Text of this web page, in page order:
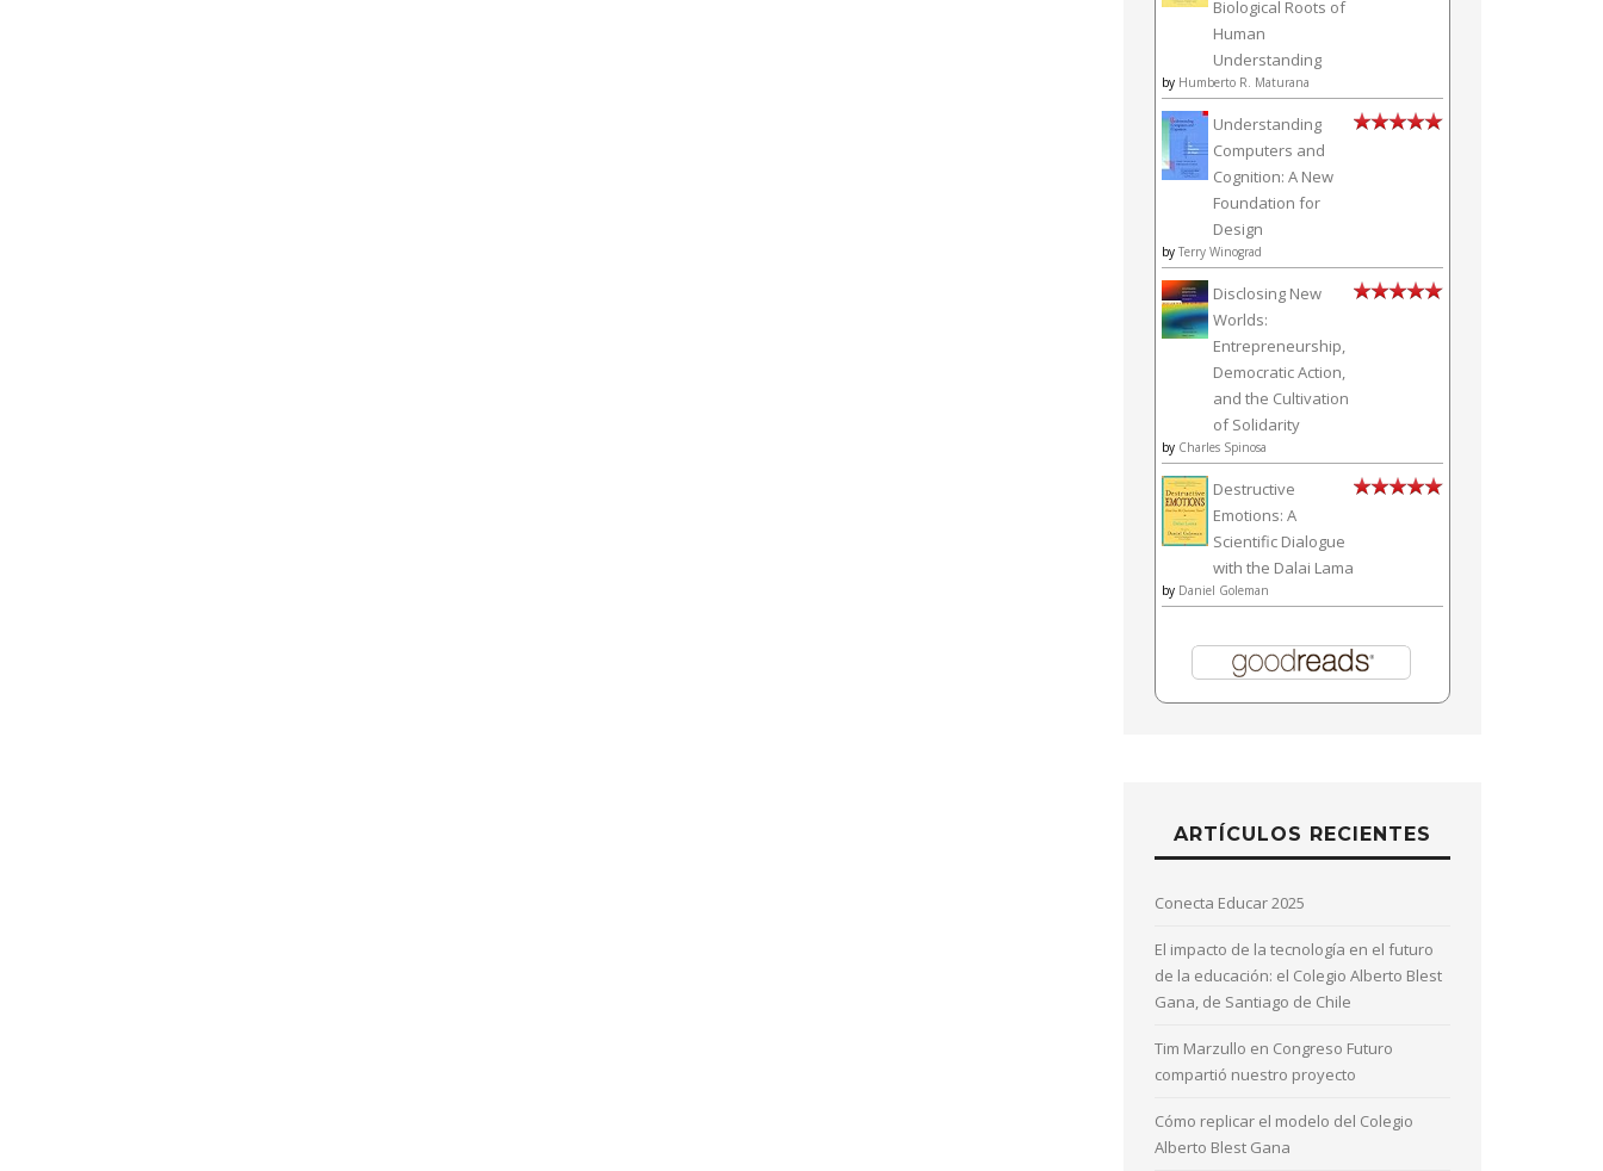
Biological Roots of
Human
Understanding
by Humberto R. Maturana
Understanding
Computers and
Cognition: A New
Foundation for
Design
by Terry Winograd
Disclosing New
Worlds:
Entrepreneurship,
Democratic Action,
and the Cultivation
of Solidarity
by Charles Spinosa
Destructive
Emotions: A
Scientific Dialogue
with the Dalai Lama
by Daniel Goleman
ARTÍCULOS RECIENTES
Conecta Educar 2025
El impacto de la tecnología en el futuro
de la educación: el Colegio Alberto Blest
Gana, de Santiago de Chile
Tim Marzullo en Congreso Futuro
compartió nuestro proyecto
Cómo replicar el modelo del Colegio
Alberto Blest Gana